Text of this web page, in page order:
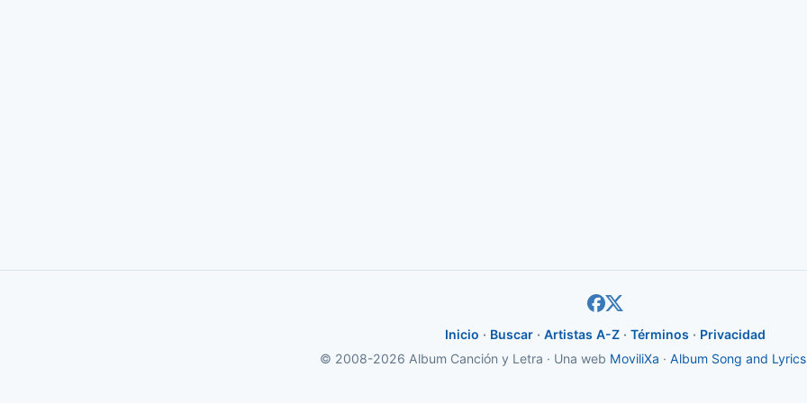
Inicio · Buscar · Artistas A-Z · Términos · Privacidad
© 2008-2026 Album Canción y Letra · Una web MoviliXa · Album Song and Lyrics